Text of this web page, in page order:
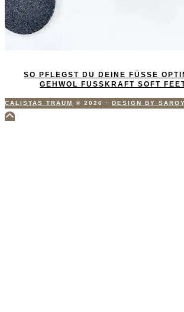
SO PFLEGST DU DEINE FÜSSE
EHWOL FUSSKRAFT SOFT FEET
CALISTAS TRAUM © 2026 · DESIGN BY
Scroll